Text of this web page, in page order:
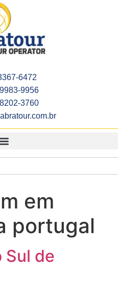
6472
9956
3760
em
portugal
Sul de